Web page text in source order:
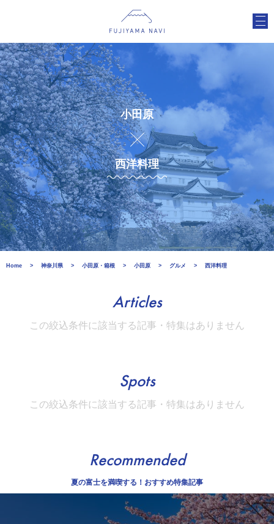
小田原
西洋料理
Home 神奈川県 小田原・箱根 小田原 グルメ 西洋料理
Articles
この絞込条件に該当する記事・特集はありません
Spots
この絞込条件に該当する記事・特集はありません
Recommended
夏の富士を満喫する！おすすめ特集記事